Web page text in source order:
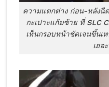
ความแตกต่าง ก่อน-หลังฉี
กะเปาะแก้มซ้าย ที่ SLC
เห็นกรอบหน้าชัดเจนขึ้นเ
เยอะ